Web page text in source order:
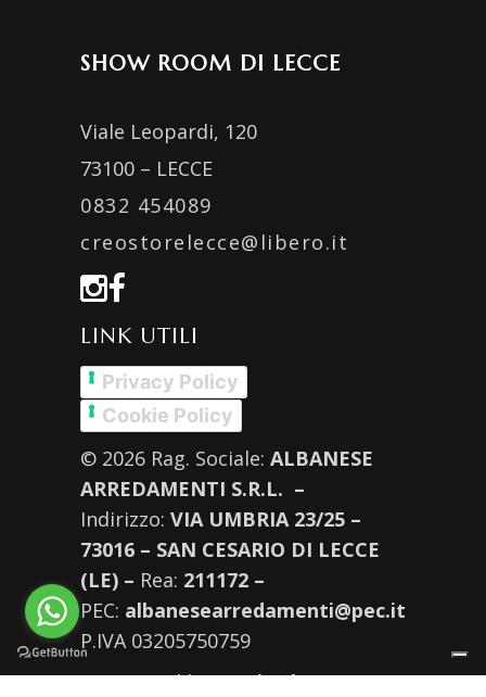
SHOW ROOM DI LECCE
Viale Leopardi, 120
73100 – LECCE
0832 454089
creostorelecce@libero.it
LINK UTILI
Privacy Policy
Cookie Policy
© 2026 Rag. Sociale: ALBANESE
ARREDAMENTI S.R.L. –
Indirizzo: VIA UMBRIA 23/25 –
73016 – SAN CESARIO DI LECCE
(LE) – Rea: 211172 –
PEC: albanesearredamenti@pec.it
P.IVA 03205750759
Supported byMoviweb